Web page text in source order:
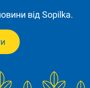
від Sopilka.